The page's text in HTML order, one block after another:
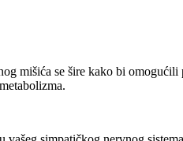
mišića se šire kako bi